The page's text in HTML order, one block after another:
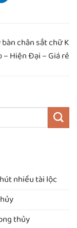
chân sắt chữ K
Hiện Đại – Giá rẻ
nhiều tài lộc
thủy